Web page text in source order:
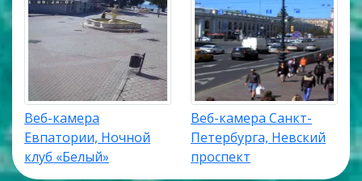
Веб-камера
Евпатории, Ночной
клуб «Белый»
Веб-камера Санкт-
Петербурга, Невский
проспект